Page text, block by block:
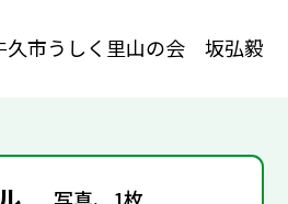
久市うしく里山の会 坂弘毅
写真、1枚